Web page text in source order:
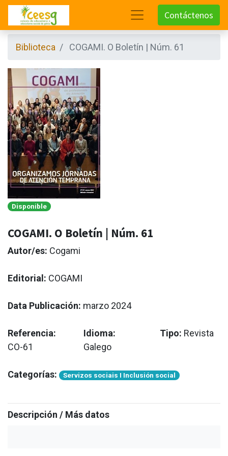
Contáctenos
Biblioteca COGAMI. O Boletín | Núm. 61
Disponible
COGAMI. O Boletín | Núm. 61
Autor/es: Cogami
Editorial: COGAMI
Data Publicación: marzo 2024
Referencia:
CO-61
Idioma:
Galego
Tipo: Revista
Categorías: Servizos sociais I Inclusión social
Descripción / Más datos